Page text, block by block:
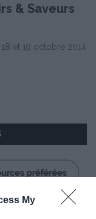
My
& Saveurs
et 19 octobre 2014